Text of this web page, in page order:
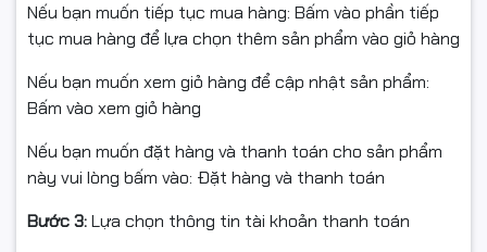
Model: 12A / Q2612A / CRG303
Màu mực: Đen
Tình trạng: Mới 100% – Có VAT đầy đủ
Bảo hành: 03 tháng – 1 đổi 1 nếu lỗi kỹ thuật
Nếu bạn muốn tiếp tục mua hàng: Bấm vào phần tiếp
tục mua hàng để lựa chọn thêm sản phẩm vào giỏ hàng
Nếu bạn muốn xem giỏ hàng để cập nhật sản phẩm:
Bấm vào xem giỏ hàng
Nếu bạn muốn đặt hàng và thanh toán cho sản phẩm
này vui lòng bấm vào: Đặt hàng và thanh toán
Bước 3:Lựa chọn thông tin tài khoản thanh toán